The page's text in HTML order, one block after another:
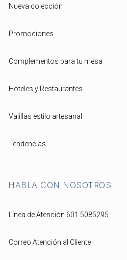
Nueva colección
Promociones
Complementos para tu mesa
Hoteles y Restaurantes
Vajillas estilo artesanal
Tendencias
HABLA CON NOSOTROS
Línea de Atención 601 5085295
Correo Atención al Cliente